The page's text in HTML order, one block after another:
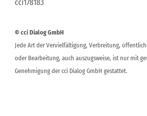
cci178183
© cci Dialog GmbH
Jede Art der Vervielfältigung, Verbreitung,
oder Bearbeitung, auch auszugsweise, ist nur mit
Genehmigung der cci Dialog GmbH gestattet.